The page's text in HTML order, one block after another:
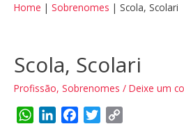
Home Sobrenomes Scola, Scolari
Scola, Scolari
Profissão, Sobrenomes / Deixe um
W